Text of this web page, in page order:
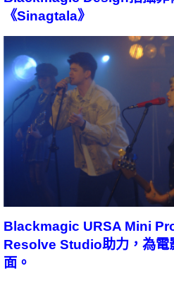
《Sinagtala》
Blackmagic URSA Mini
Resolve Studio助力，為電
面。